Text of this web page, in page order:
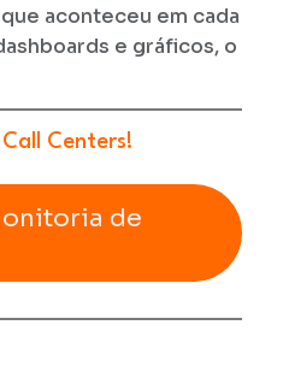
aconteceu em cada
e gráficos, o
Centers!
de